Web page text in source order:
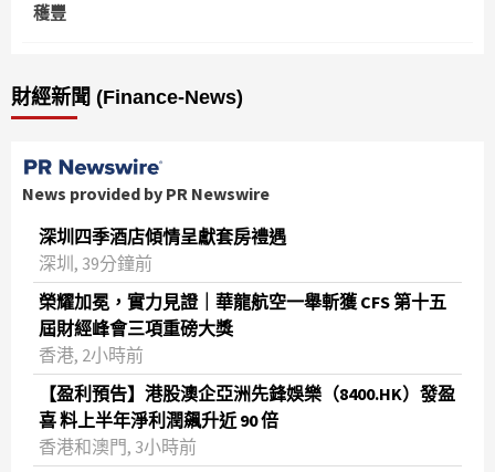
穫豐
財經新聞 (Finance-News)
News provided by PR Newswire
深圳四季酒店傾情呈獻套房禮遇
深圳, 39分鐘前
榮耀加冕，實力見證｜華龍航空一舉斬獲 CFS 第十五
屆財經峰會三項重磅大獎
香港, 2小時前
【盈利預告】港股澳企亞洲先鋒娛樂（8400.HK）發盈
喜 料上半年淨利潤飆升近 90 倍
香港和澳門, 3小時前